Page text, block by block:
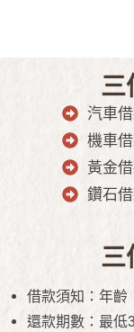
三
汽車
機車
黃金
鑽石
三
借款須知：年齡
還款期數：最低